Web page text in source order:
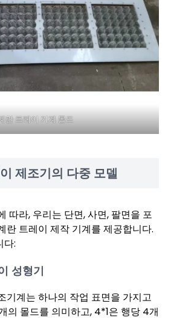
란 트레이 기계 몰드
제조기의 다중 모델
따라, 우리는 단면, 사면, 팔면을 포
란 트레이 제작 기계를 제공합니다.
다:
성형기
기계는 하나의 작업 표면을 가지고
의 몰드를 의미하고, 4*1은 행당 4개